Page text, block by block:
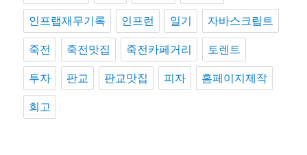
인프랩재무기록 인프런 일기 자바스크립트
죽전 죽전맛집 죽전카페거리 토렌트
투자 판교 판교맛집 피자 홈페이지제작
회고